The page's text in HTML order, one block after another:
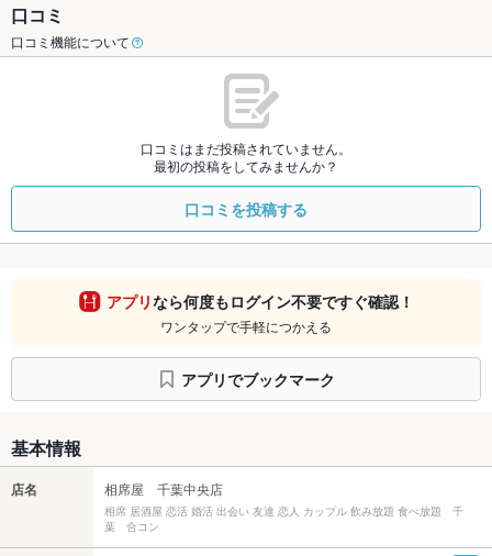
口コミ
口コミ機能について
口コミはまだ投稿されていません。
最初の投稿をしてみませんか？
口コミを投稿する
アプリなら何度もログイン不要ですぐ確認！
ワンタップで手軽につかえる
アプリでブックマーク
基本情報
店名 相席屋 千葉中央店
相席 居酒屋 恋活 婚活 出会い 友達 恋人 カップル 飲み放題 食べ放題 千
葉 合コン